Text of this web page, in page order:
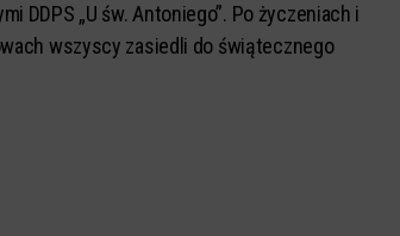
DDPS „U św. Antoniego”. Po życzeniach i
wszyscy zasiedli do świątecznego